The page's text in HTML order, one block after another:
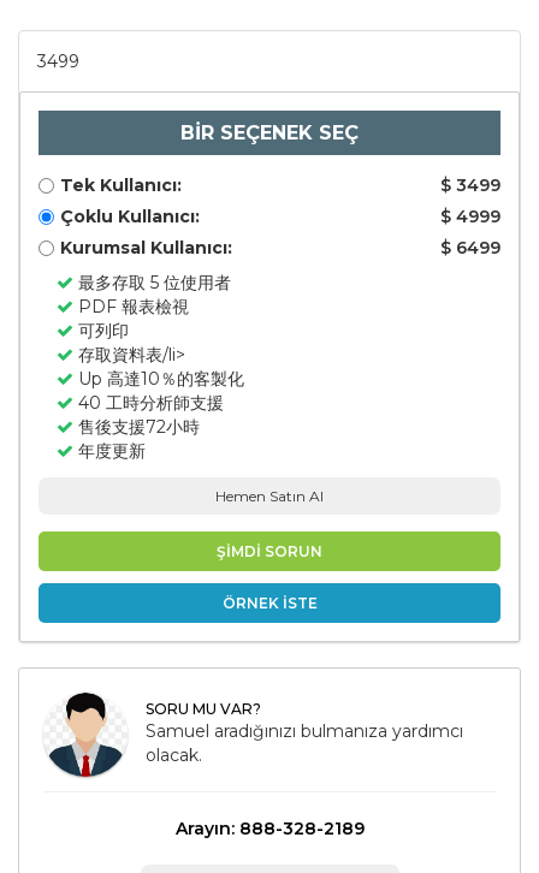
3499
BİR SEÇENEK SEÇ
Tek Kullanıcı:
$ 3499
Çoklu Kullanıcı:
$ 4999
Kurumsal Kullanıcı:
$ 6499
最多存取 5 位使用者
PDF 報表檢視
可列印
存取資料表/li>
Up 高達10％的客製化
40 工時分析師支援
售後支援72小時
年度更新
Hemen Satın Al
ŞİMDİ SORUN
ÖRNEK İSTE
SORU MU VAR?
Samuel aradığınızı bulmanıza yardımcı
olacak.
Arayın: 888-328-2189